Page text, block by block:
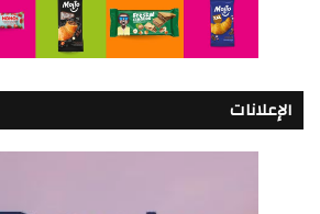
الإعلانات